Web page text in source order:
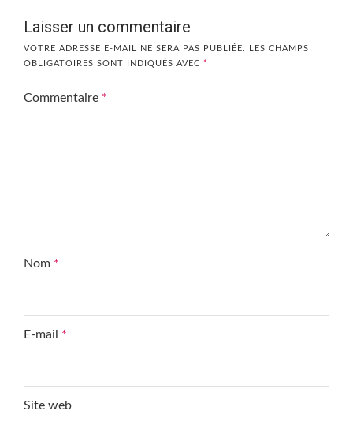
Laisser un commentaire
VOTRE ADRESSE E-MAIL NE SERA PAS PUBLIÉE.
LES CHAMPS
OBLIGATOIRES SONT INDIQUÉS AVEC *
Commentaire *
Nom *
E-mail *
Site web